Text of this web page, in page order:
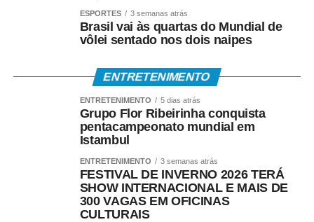
ESPORTES 3 semanas atrás
Brasil vai às quartas do Mundial de
vôlei sentado nos dois naipes
ENTRETENIMENTO
ENTRETENIMENTO 5 dias atrás
Grupo Flor Ribeirinha conquista
pentacampeonato mundial em
Istambul
ENTRETENIMENTO 3 semanas atrás
FESTIVAL DE INVERNO 2026 TERÁ
SHOW INTERNACIONAL E MAIS DE
300 VAGAS EM OFICINAS
CULTURAIS